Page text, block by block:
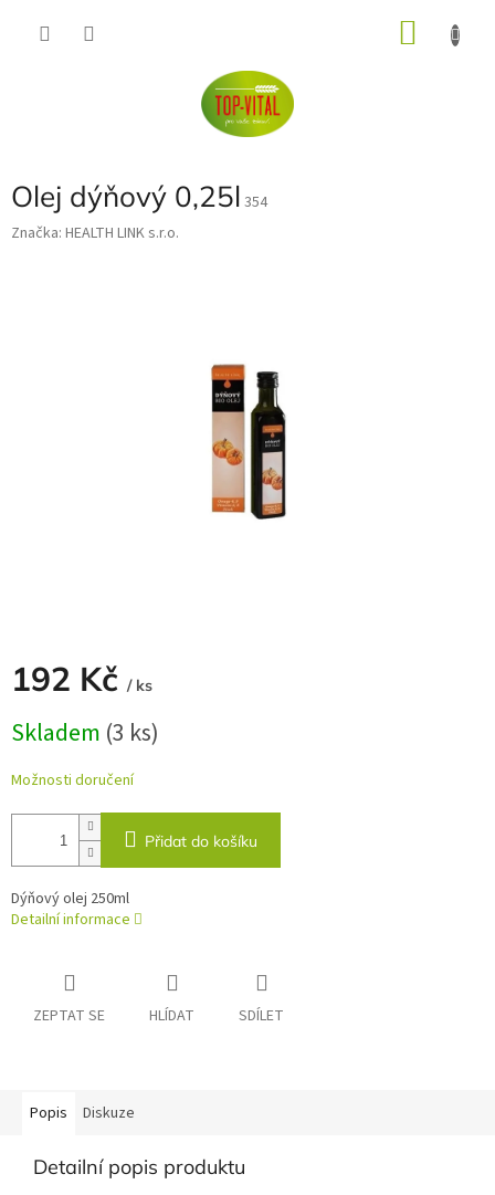
Olej dýňový 0,25l 354
Značka: HEALTH LINK s.r.o.
192 Kč / ks
cena:
Skladem (3 ks)
Možnosti doručení
Přidat do košíku
Dýňový olej 250ml
Detailní informace
ZEPTAT SE HLÍDAT SDÍLET
Popis Diskuze
Detailní popis produktu